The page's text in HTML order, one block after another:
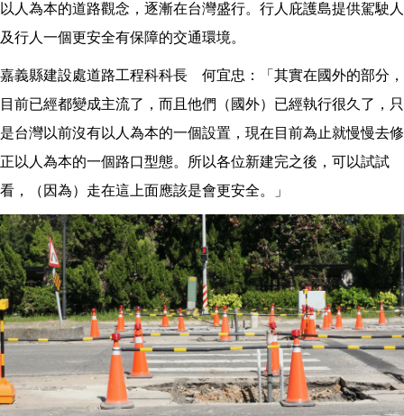
以人為本的道路觀念，逐漸在台灣盛行。行人庇護島提供駕駛人
及行人一個更安全有保障的交通環境。
嘉義縣建設處道路工程科科長 何宜忠：「其實在國外的部分，
目前已經都變成主流了，而且他們（國外）已經執行很久了，只
是台灣以前沒有以人為本的一個設置，現在目前為止就慢慢去修
正以人為本的一個路口型態。所以各位新建完之後，可以試試
看，（因為）走在這上面應該是會更安全。」